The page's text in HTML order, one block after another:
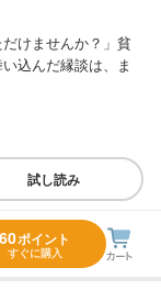
けませんか？」貧
込んだ縁談は、ま
試し読み
60ポイント
すぐに購入